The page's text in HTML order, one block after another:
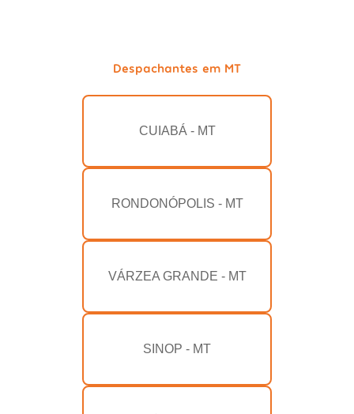
Despachantes em MT
CUIABÁ - MT
RONDONÓPOLIS - MT
VÁRZEA GRANDE - MT
SINOP - MT